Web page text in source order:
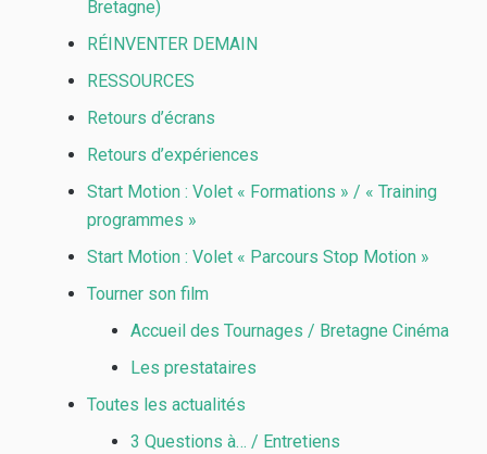
Bretagne)
RÉINVENTER DEMAIN
RESSOURCES
Retours d’écrans
Retours d’expériences
Start Motion : Volet « Formations » / « Training
programmes »
Start Motion : Volet « Parcours Stop Motion »
Tourner son film
Accueil des Tournages / Bretagne Cinéma
Les prestataires
Toutes les actualités
3 Questions à… / Entretiens